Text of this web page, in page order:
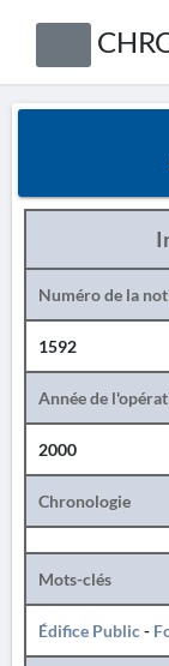
Numéro de la
1592
Année de
2000
Chronologie
Mots-clés
Édifice Public-